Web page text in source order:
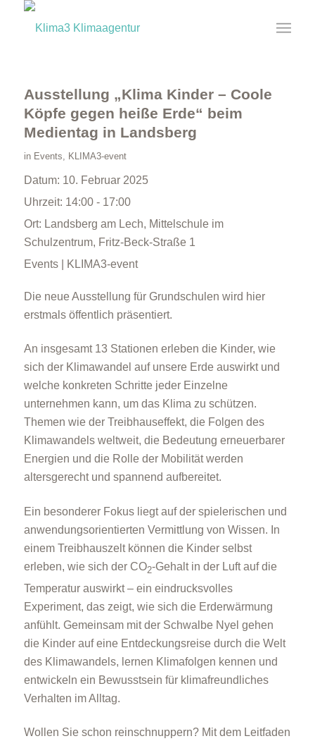
Ausstellung „Klima Kinder – Coole
Köpfe gegen heiße Erde“ beim
Medientag in Landsberg
in Events, KLIMA3-event
Datum: 10. Februar 2025
Uhrzeit: 14:00 - 17:00
Ort: Landsberg am Lech, Mittelschule im
Schulzentrum, Fritz-Beck-Straße 1
Events | KLIMA3-event
Die neue Ausstellung für Grundschulen wird hier
erstmals öffentlich präsentiert.
An insgesamt 13 Stationen erleben die Kinder, wie
sich der Klimawandel auf unsere Erde auswirkt und
welche konkreten Schritte jeder Einzelne
unternehmen kann, um das Klima zu schützen.
Themen wie der Treibhauseffekt, die Folgen des
Klimawandels weltweit, die Bedeutung erneuerbarer
Energien und die Rolle der Mobilität werden
altersgerecht und spannend aufbereitet.
Ein besonderer Fokus liegt auf der spielerischen und
anwendungsorientierten Vermittlung von Wissen. In
einem Treibhauszelt können die Kinder selbst
erleben, wie sich der CO2-Gehalt in der Luft auf die
Temperatur auswirkt – ein eindrucksvolles
Experiment, das zeigt, wie sich die Erderwärmung
anfühlt. Gemeinsam mit der Schwalbe Nyel gehen
die Kinder auf eine Entdeckungsreise durch die Welt
des Klimawandels, lernen Klimafolgen kennen und
entwickeln ein Bewusstsein für klimafreundliches
Verhalten im Alltag.
Wollen Sie schon reinschnuppern? Mit dem Leitfaden